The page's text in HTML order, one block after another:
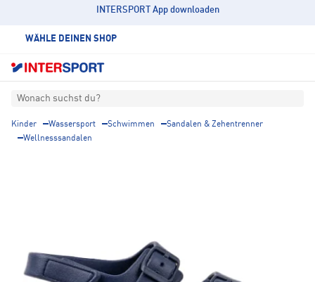
INTERSPORT App downloaden
WÄHLE DEINEN SHOP
Wonach suchst du?
Kinder Wassersport Schwimmen
Sandalen & Zehentrenner
Wellnesssandalen